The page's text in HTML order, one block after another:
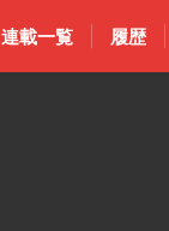
連載一覧 履歴